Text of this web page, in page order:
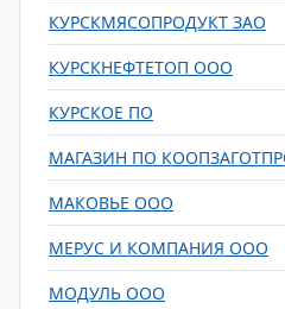
КУРСКМЯСОПРОДУКТ ЗАО
КУРСКНЕФТЕТОП ООО
КУРСКОЕ ПО
МАГАЗИН ПО
МАКОВЬЕ ООО
МЕРУС И КОМПАНИЯ ООО
МОДУЛЬ ООО